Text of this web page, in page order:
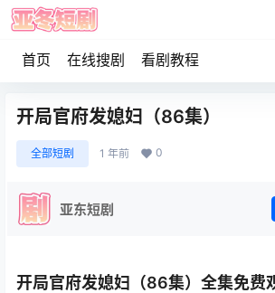
首页 在线搜剧 看剧教程
开局官府发媳妇（86集）
全部短剧 1 年前 0
亚东短剧
开局官府发媳妇（86集）全集免费